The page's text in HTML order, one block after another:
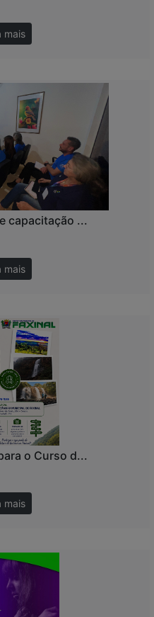
mais
capacitação ...
mais
o Curso d...
mais